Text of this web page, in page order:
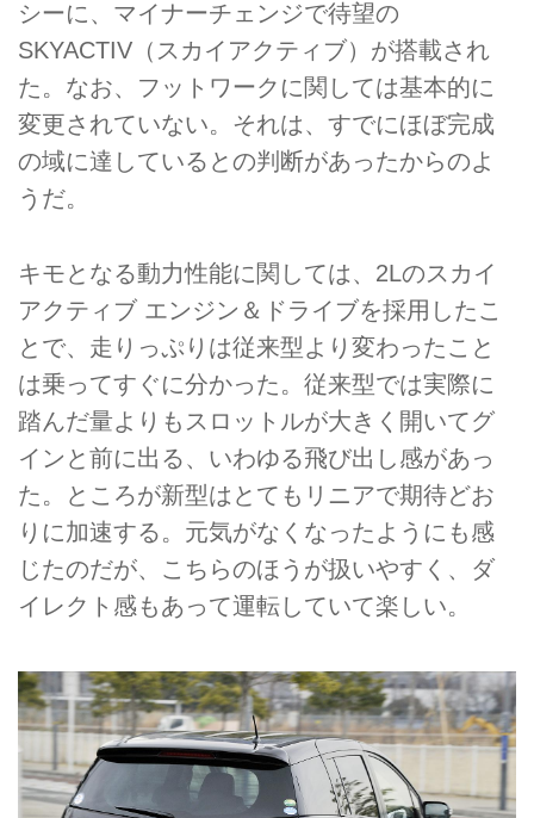
シーに、マイナーチェンジで待望の
SKYACTIV（スカイアクティブ）が搭載され
た。なお、フットワークに関しては基本的に
変更されていない。それは、すでにほぼ完成
の域に達しているとの判断があったからのよ
うだ。
キモとなる動力性能に関しては、2Lのスカイ
アクティブ エンジン＆ドライブを採用したこ
とで、走りっぷりは従来型より変わったこと
は乗ってすぐに分かった。従来型では実際に
踏んだ量よりもスロットルが大きく開いてグ
インと前に出る、いわゆる飛び出し感があっ
た。ところが新型はとてもリニアで期待どお
りに加速する。元気がなくなったようにも感
じたのだが、こちらのほうが扱いやすく、ダ
イレクト感もあって運転していて楽しい。